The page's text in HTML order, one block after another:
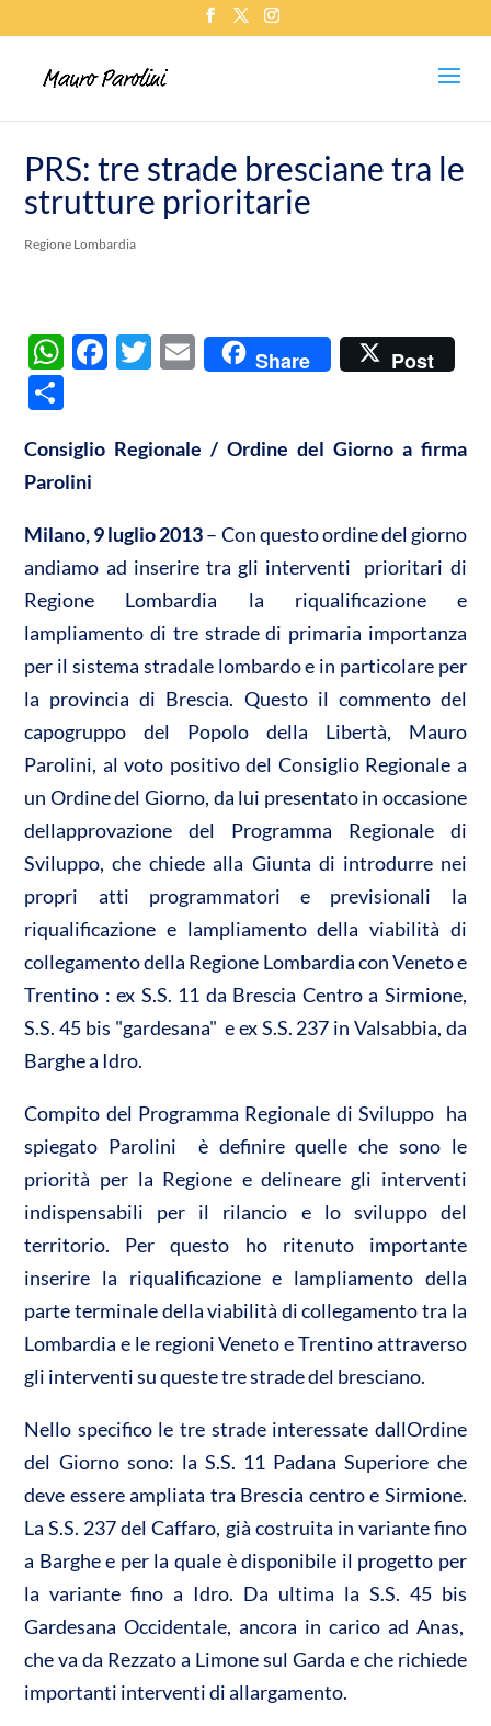
PRS: tre strade bresciane tra le
strutture prioritarie
Regione Lombardia
W
s
A
p
p
F
b
o
k
T
er
E
Share Post
n
di
vi
di
Consiglio Regionale / Ordine del Giorno a firma
Parolini
Milano, 9 luglio 2013– Con questo ordine del giorno
andiamo ad inserire tra gli interventi prioritari di
Regione Lombardia la riqualificazione e
lampliamento di tre strade di primaria importanza
per il sistema stradale lombardo e in particolare per
la provincia di Brescia. Questo il commento del
capogruppo del Popolo della Libertà, Mauro
Parolini, al voto positivo del Consiglio Regionale a
un Ordine del Giorno, da lui presentato in occasione
dellapprovazione del Programma Regionale di
Sviluppo, che chiede alla Giunta di introdurre nei
propri atti programmatori e previsionali la
riqualificazione e lampliamento della viabilità di
collegamento della Regione Lombardia con Veneto e
Trentino : ex S.S. 11 da Brescia Centro a Sirmione,
S.S. 45 bis "gardesana" e ex S.S. 237 in Valsabbia, da
Barghe a Idro.
Compito del Programma Regionale di Sviluppo  ha
spiegato Parolini  è definire quelle che sono le
priorità per la Regione e delineare gli interventi
indispensabili per il rilancio e lo sviluppo del
territorio. Per questo ho ritenuto importante
inserire la riqualificazione e lampliamento della
parte terminale della viabilità di collegamento tra la
Lombardia e le regioni Veneto e Trentino attraverso
gli interventi su queste tre strade del bresciano.
Nello specifico le tre strade interessate dallOrdine
del Giorno sono: la S.S. 11 Padana Superiore che
deve essere ampliata tra Brescia centro e Sirmione.
La S.S. 237 del Caffaro, già costruita in variante fino
a Barghe e per la quale è disponibile il progetto per
la variante fino a Idro. Da ultima la S.S. 45 bis
Gardesana Occidentale, ancora in carico ad Anas,
che va da Rezzato a Limone sul Garda e che richiede
importanti interventi di allargamento.